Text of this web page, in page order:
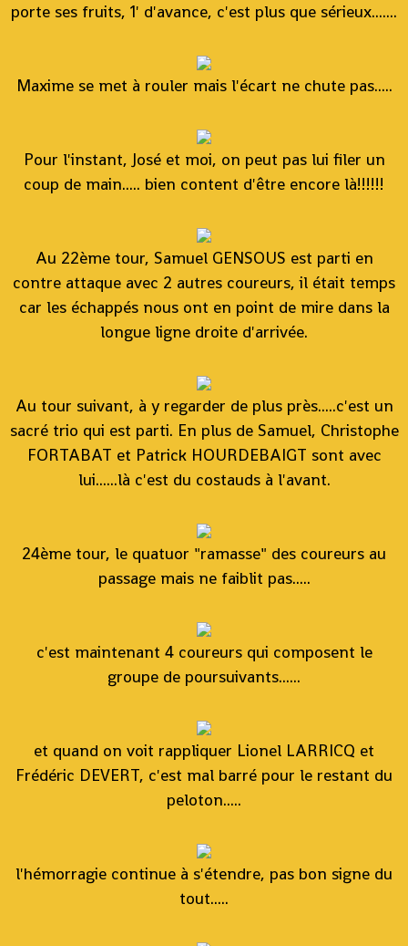
porte ses fruits, 1' d'avance, c'est plus que sérieux.......
Maxime se met à rouler mais l'écart ne chute pas.....
Pour l'instant, José et moi, on peut pas lui filer un
coup de main..... bien content d'être encore là!!!!!!
Au 22ème tour, Samuel GENSOUS est parti en
contre attaque avec 2 autres coureurs, il était temps
car les échappés nous ont en point de mire dans la
longue ligne droite d'arrivée.
Au tour suivant, à y regarder de plus près.....c'est un
sacré trio qui est parti. En plus de Samuel, Christophe
FORTABAT et Patrick HOURDEBAIGT sont avec
lui......là c'est du costauds à l'avant.
24ème tour, le quatuor "ramasse" des coureurs au
passage mais ne faiblit pas.....
c'est maintenant 4 coureurs qui composent le
groupe de poursuivants......
et quand on voit rappliquer Lionel LARRICQ et
Frédéric DEVERT, c'est mal barré pour le restant du
peloton.....
l'hémorragie continue à s'étendre, pas bon signe du
tout.....